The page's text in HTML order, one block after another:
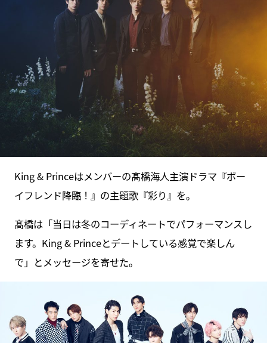
King & Princeはメンバーの髙橋海人主演ドラマ『ボー
イフレンド降臨！』の主題歌『彩り』を。
髙橋は「当日は冬のコーディネートでパフォーマンスし
ます。King & Princeとデートしている感覚で楽しん
で」とメッセージを寄せた。